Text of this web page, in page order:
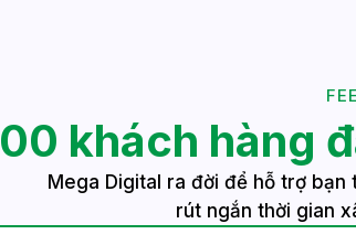
khách hàng
Mega Digital ra đời để hỗ trợ
rút ngắn thời gian